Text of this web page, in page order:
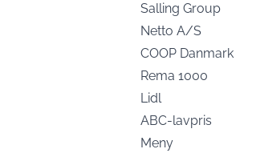
Salling Group
Netto A/S
COOP Danmark
Rema 1000
Lidl
ABC-lavpris
Meny